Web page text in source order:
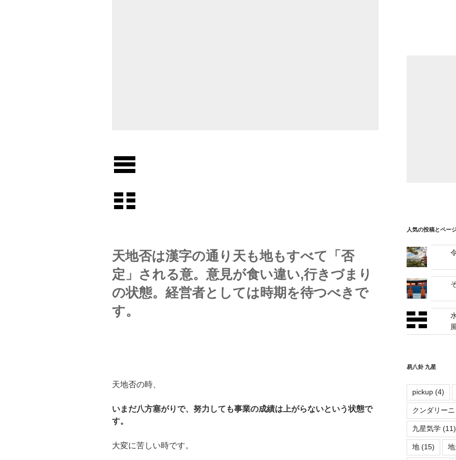
天地否は漢字の通り天も地もすべて「否
定」される意。意見が食い違い,行きづまり
の状態。経営者としては時期を待つべきで
す。
天地否の時、
いまだ八方塞がりで、努力しても事業の成績は上がらないという状態で
す。
大変に苦しい時です。
人気の投稿とペー
易八卦 九星
pickup(4)
クンダリー
九星気学(11)
地(15)